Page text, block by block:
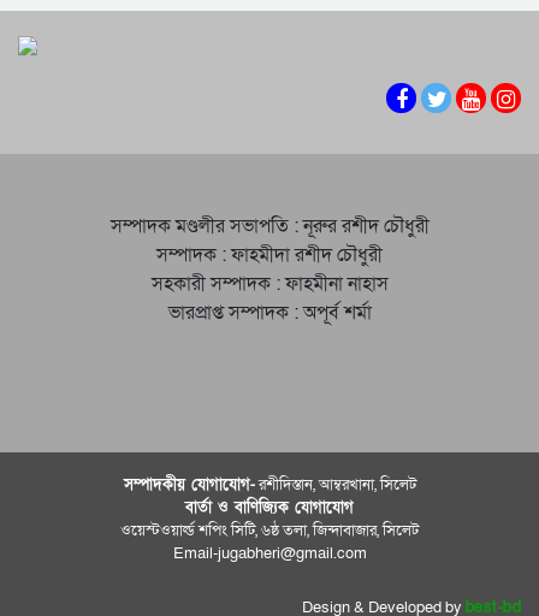
সম্পাদক মণ্ডলীর সভাপতি : নূরুর রশীদ চৌধুরী
সম্পাদক : ফাহমীদা রশীদ চৌধুরী
সহকারী সম্পাদক : ফাহমীনা নাহাস
ভারপ্রাপ্ত সম্পাদক : অপূর্ব শর্মা
সম্পাদকীয় যােগাযোগ-রশীদিস্তান, আম্বরখানা, সিলেট
বার্তা ও বাণিজ্যিক যোগাযােগ
ওয়েস্টওয়ার্ল্ড শপিং সিটি, ৬ষ্ঠ তলা, জিন্দাবাজার, সিলেট
Email-jugabheri@gmail.com
Design & Developed by best-bd